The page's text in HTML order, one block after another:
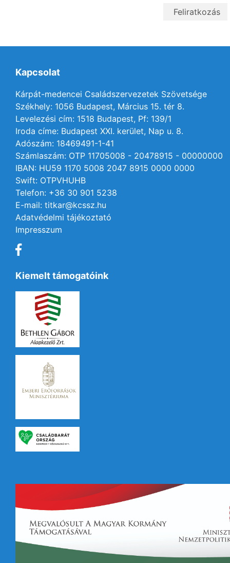
Kapcsolat
Kárpát-medencei Családszervezetek Szövetsége
Székhely: 1056 Budapest, Március 15. tér 8.
Levelezési cím: 1518 Budapest, Pf: 139/1
Iroda címe: Budapest XXI. kerület, Nap u. 8.
Adószám: 18469491-1-41
Számlaszám: OTP 11705008 - 20478915 - 00000000
IBAN: HU59 1170 5008 2047 8915 0000 0000
Swift: OTPVHUHB
Telefon: +36 30 901 5238
E-mail: titkar@kcssz.hu
Adatvédelmi tájékoztató
Impresszum
Kiemelt támogatóink